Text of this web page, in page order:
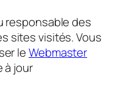
responsable des
sites visités. Vous
leWebmaster
à jour